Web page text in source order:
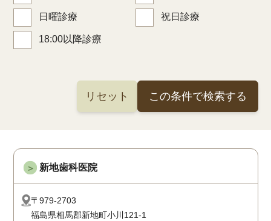
日曜診療 祝日診療
18:00以降診療
リセット この条件で検索する
＞ 新地歯科医院
〒979-2703
福島県相馬郡新地町小川121-1